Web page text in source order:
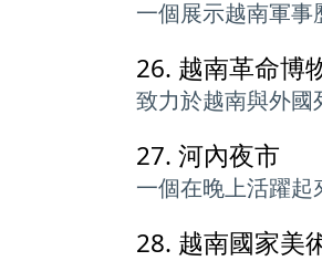
一個展示越南軍事
26. 越南革命博
致力於越南與外國
27. 河內夜市
一個在晚上活躍起
28. 越南國家美